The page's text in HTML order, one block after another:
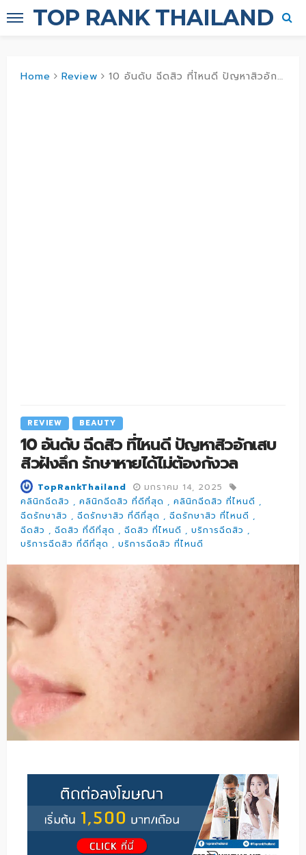
TOP RANK THAILAND
Home Review 10 อันดับ ฉีดสิว ที่ไหนดี ปัญหาสิวอักเสบ สิวฝังลึก รักษาหายได้ไม่ต้องกังวล
REVIEW BEAUTY
10 อันดับ ฉีดสิว ที่ไหนดี ปัญหาสิวอักเสบ
สิวฝังลึก รักษาหายได้ไม่ต้องกังวล
TopRankThailand
มกราคม 14, 2025
คลินิกฉีดสิว
คลินิกฉีดสิว ที่ดีที่สุด
คลินิกฉีดสิว ที่ไหนดี
ฉีดรักษาสิว
ฉีดรักษาสิว ที่ดีที่สุด
ฉีดรักษาสิว ที่ไหนดี
ฉีดสิว
ฉีดสิว ที่ดีที่สุด ฉีดสิว ที่ไหนดี
บริการฉีดสิว
บริการฉีดสิว ที่ดีที่สุด
บริการฉีดสิว ที่ไหนดี